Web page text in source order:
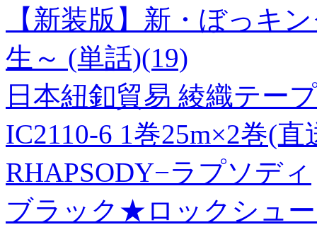
【新装版】新・ぼっキ
生～ (単話)(19)
日本紐釦貿易 綾織テー
IC2110-6 1巻25m×2巻(直
RHAPSODY−ラプソディ
ブラック★ロックシュ